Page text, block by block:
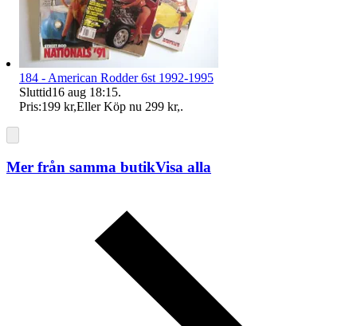
184 - American Rodder 6st 1992-1995
Sluttid16 aug 18:15.
Pris:199 kr,Eller Köp nu 299 kr,.
Mer från samma butikVisa alla